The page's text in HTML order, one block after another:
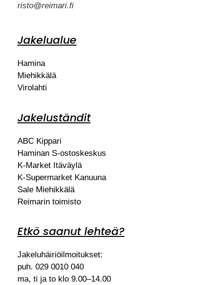
risto@reimari.fi
Jakelualue
Hamina
Miehikkälä
Virolahti
Jakeluständit
ABC Kippari
Haminan S-ostoskeskus
K-Market Itäväylä
K-Supermarket Kanuuna
Sale Miehikkälä
Reimarin toimisto
Etkö saanut lehteä?
Jakeluhäiriöilmoitukset:
puh. 029 0010 040
ma, ti ja to klo 9.00–14.00